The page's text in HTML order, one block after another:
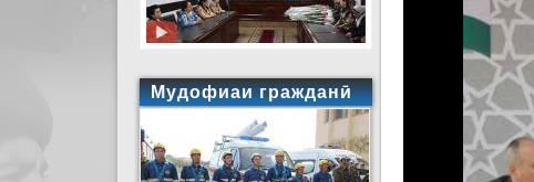
Мудофиаи гражданӣ